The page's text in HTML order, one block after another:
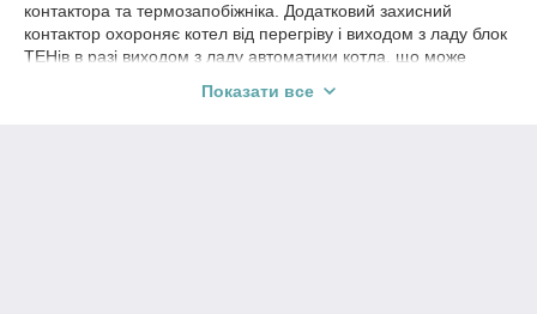
контактора та термозапобіжніка. Додатковий захисний
контактор охороняє котел від перегріву і виходом з ладу блок
ТЕНів в разі виходом з ладу автоматики котла, що може
Показати все